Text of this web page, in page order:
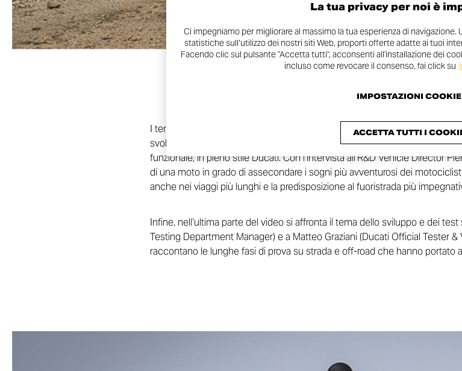
I temi relativi al design sono raccontati dal Direttore del Centro Stile
svolto per trasformare il concept presentato nel 2019 in un progetto
funzionale, in pieno stile Ducati. Con l’intervista all’R&D Vehicle Director
di una moto in grado di assecondare i sogni più avventurosi dei
anche nei viaggi più lunghi e la predisposizione al fuoristrada più
Infine, nell’ultima parte del video si affronta il tema dello sviluppo e dei
Testing Department Manager) e a Matteo Graziani (Ducati Official Tester
raccontano le lunghe fasi di prova su strada e off-road che hanno portato
La tua privacy per noi è
Ci impegniamo per migliorare al massimo la tua esperienza di
statistiche sull’utilizzo dei nostri siti Web, proporti offerte adatte ai tuoi
Facendo clic sul pulsante "Accetta tutti", acconsenti all'installazione dei
incluso come revocare il consenso, fai click su
ACCETTA TUTTI I
IMPOSTAZIONI COOKIE